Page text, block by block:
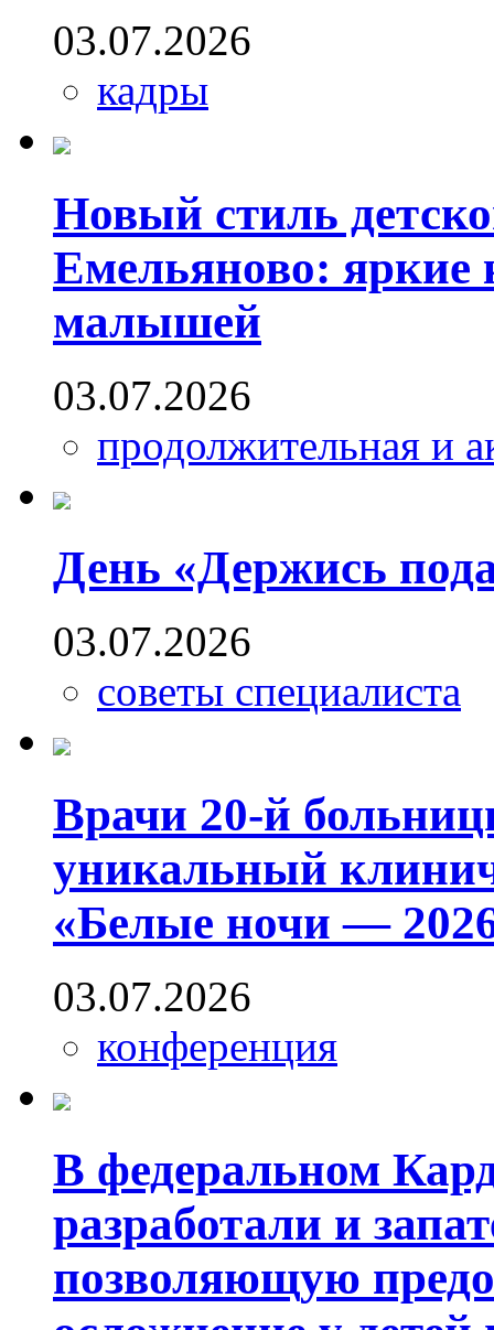
03.07.2026
кадры
Новый стиль
Емельяново: яркие
малышей
03.07.2026
продолжительная и
День «Держись
03.07.2026
советы специалиста
Врачи 20-й
уникальный
«Белые ночи —
03.07.2026
конференция
В федеральном
разработали и
позволяющую